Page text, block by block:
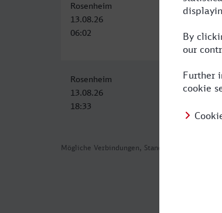
Mögliche Verbindungen, Stand: 2026-07-30 01:29
Rosenheim
13.08.26
06:02
Krefeld Hbf
13.08.26
14:59
Rosenheim
13.08.26
18:33
Krefeld Hbf
14.08.26